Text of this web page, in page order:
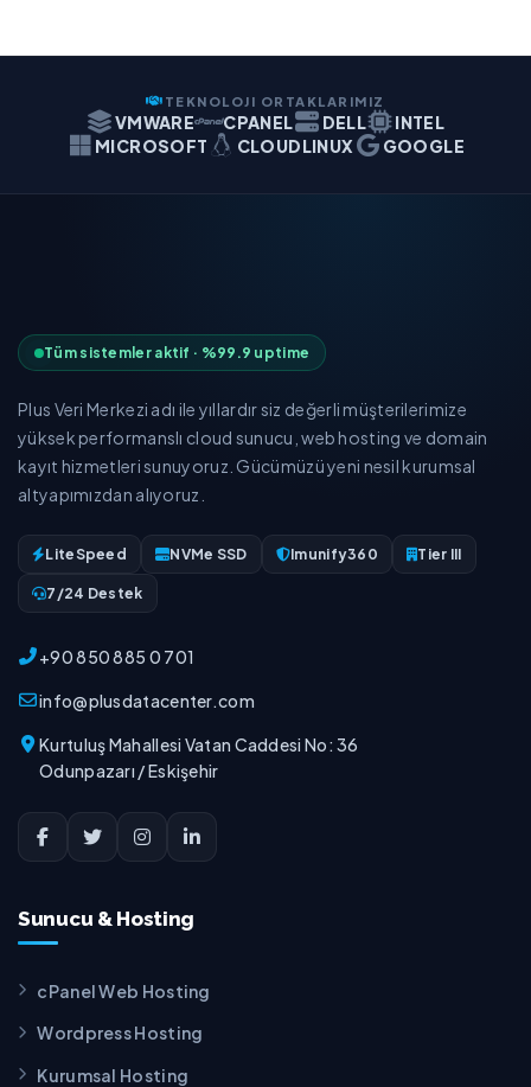
TEKNOLOJI ORTAKLARIMIZ
VMWARE CPANEL DELL
INTEL
MICROSOFT
CLOUDLINUX GOOGLE
Tüm sistemler aktif · %99.9 uptime
Plus Veri Merkezi adı ile yıllardır siz değerli müşterilerimize
yüksek performanslı cloud sunucu, web hosting ve domain
kayıt hizmetleri sunuyoruz. Gücümüzü yeni nesil kurumsal
altyapımızdan alıyoruz.
LiteSpeed NVMe SSD Imunify360 Tier III
7/24 Destek
+90 850 885 0 701
info@plusdatacenter.com
Kurtuluş Mahallesi Vatan Caddesi No: 36
Odunpazarı / Eskişehir
Sunucu & Hosting
cPanel Web Hosting
Wordpress Hosting
Kurumsal Hosting